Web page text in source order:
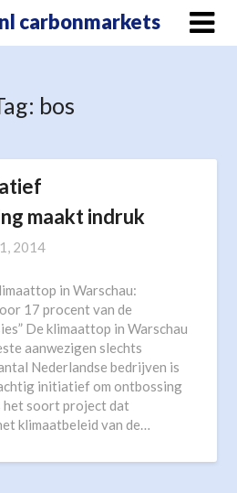
carbonmarkets
bos
maakt indruk
2014
in Warschau:
17 procent van de
De klimaattop in Warschau
aanwezigen slechts
Nederlandse bedrijven is
initiatief om ontbossing
het soort project dat
klimaatbeleid van de…